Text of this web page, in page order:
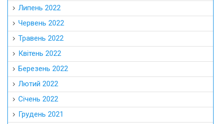
Липень 2022
Червень 2022
Травень 2022
Квітень 2022
Березень 2022
Лютий 2022
Січень 2022
Грудень 2021